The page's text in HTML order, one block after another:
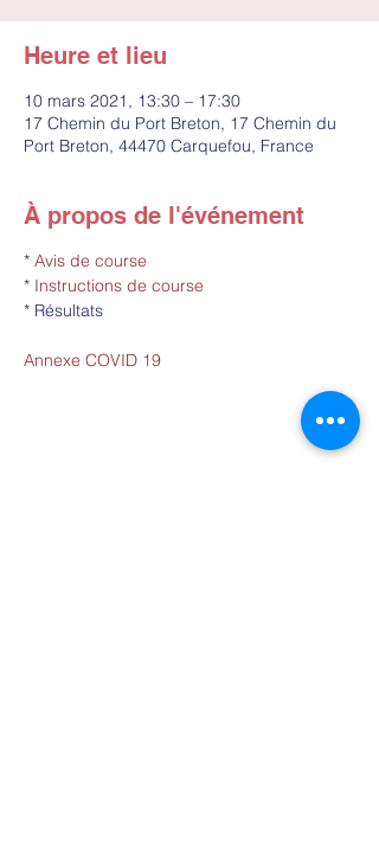
Heure et lieu
10 mars 2021, 13:30 – 17:30
17 Chemin du Port Breton, 17 Chemin du
Port Breton, 44470 Carquefou, France
À propos de l'événement
* Avis de course
* Instructions de course
* Résultats
Annexe COVID 19